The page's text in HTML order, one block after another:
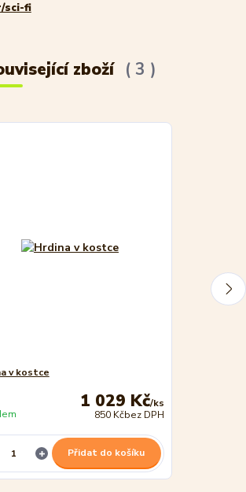
sci-fi
zboží 3
v kostce
1 029 Kč/ks
850 Kčbez DPH
Přidat do košíku